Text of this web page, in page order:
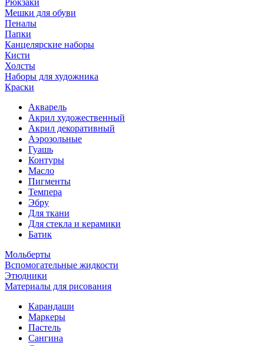
Рюкзаки
Мешки для обуви
Пеналы
Папки
Канцелярские наборы
Кисти
Холсты
Наборы для художника
Краски
Акварель
Акрил художественный
Акрил декоративный
Аэрозольные
Гуашь
Контуры
Масло
Пигменты
Темпера
Эбру
Для ткани
Для стекла и керамики
Батик
Мольберты
Вспомогательные жидкости
Этюдники
Материалы для рисования
Карандаши
Маркеры
Пастель
Сангина